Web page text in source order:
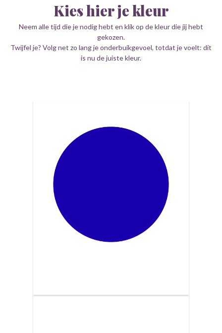
Kies hier je kleur
Neem alle tijd die je nodig hebt en klik op de kleur die jij hebt
gekozen.
Twijfel je? Volg net zo lang je onderbuikgevoel, totdat je voelt: dít
is nu de juiste kleur.